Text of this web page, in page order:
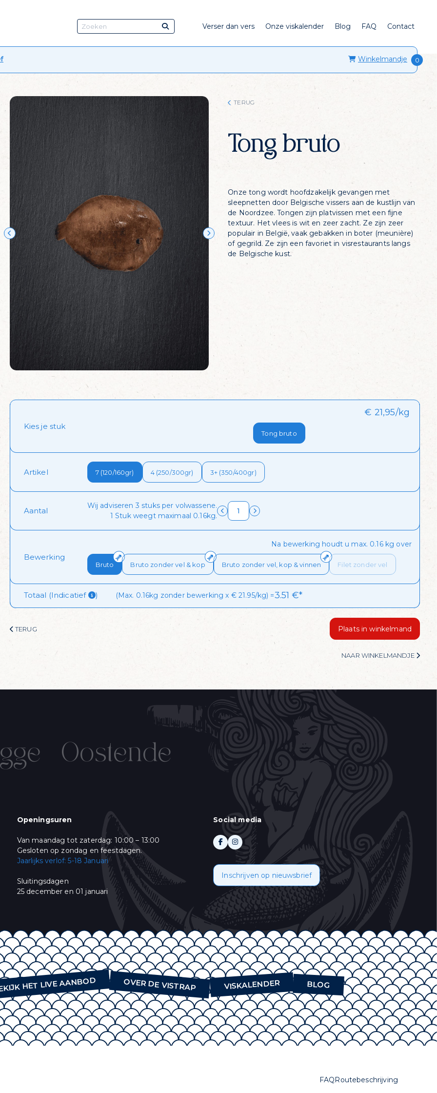
Verser dan vers Onze viskalender Blog FAQ Contact
Winkelmandje
TERUG
Tong bruto
Onze tong wordt hoofdzakelijk gevangen met
sleepnetten door Belgische vissers aan de kustlijn van
de Noordzee. Tongen zijn platvissen met een fijne
textuur. Het vlees is wit en zeer zacht. Ze zijn zeer
populair in België, vaak gebakken in boter (meunière)
of gegrild. Ze zijn een favoriet in visrestaurants langs
de Belgische kust.
Kies je stuk
€ 21,95/kg
Tong bruto
Artikel 7 (120/160gr) 4 (250/300gr) 3+ (350/400gr)
Aantal
Wij adviseren 3 stuks per volwassene.
1 Stuk weegt maximaal 0.16kg.
Bewerking
Na bewerking houdt u max. 0.16 kg over
Bruto Bruto zonder vel & kop Bruto zonder vel, kop & vinnen Filet zonder vel
Totaal (Indicatief ) (Max. 0.16kg zonder bewerking x € 21.95/kg) =3.51 €*
Plaats in winkelmand
TERUG
NAAR WINKELMANDJE
dagelijks visvoordeel?
OP ONZE NIEUWSBRIEF!
per week een mail met ons Live Aanbod en ons leuke "vis-nieuws". Gelieve aan te duiden wat u
afmelden door te klikken op de link in de voettekst van onze e-mails. Voor informatie over
onze website.
Oostende
Openingsuren
Van maandag tot zaterdag: 10:00 – 13:00
Gesloten op zondag en feestdagen.
Jaarlijks verlof: 5-18 Januari
Sluitingsdagen
25 december en 01 januari
Social media
Inschrijven op nieuwsbrief
HET LIVE AANBOD OVER DE VISTRAP VISKALENDER BLOG
FAQRoutebeschrijving